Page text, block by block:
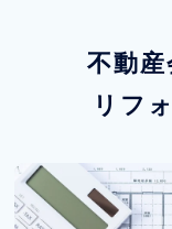
不動
リフ